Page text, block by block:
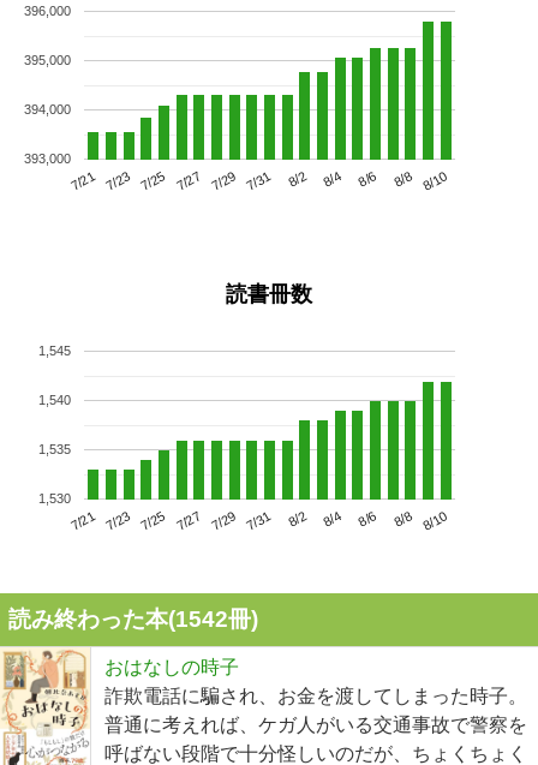
7/21 7/23 7/25 7/27 7/29 7/31 8/2 8/4 8/6 8/8 8/10
393,000
394,000
395,000
396,000
読書冊数
7/21 7/23 7/25 7/27 7/29 7/31 8/2 8/4 8/6 8/8 8/10
1,530
1,535
1,540
1,545
読み終わった本(1542冊)
おはなしの時子
詐欺電話に騙され、お金を渡してしまった時子。
普通に考えれば、ケガ人がいる交通事故で警察を
呼ばない段階で十分怪しいのだが、ちょくちょく